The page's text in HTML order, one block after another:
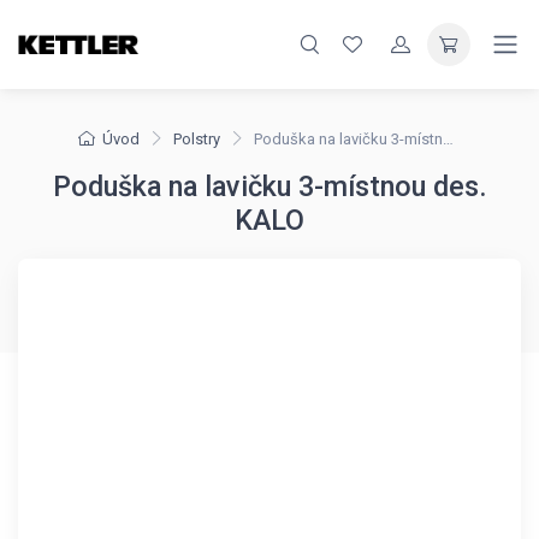
Úvod Polstry Poduška na lavičku 3-místnou des. KALO
Poduška na lavičku 3-místnou des.
KALO